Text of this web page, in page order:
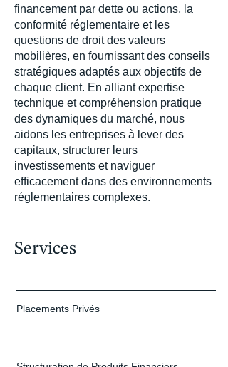
financement par dette ou actions, la
conformité réglementaire et les
questions de droit des valeurs
mobilières, en fournissant des conseils
stratégiques adaptés aux objectifs de
chaque client. En alliant expertise
technique et compréhension pratique
des dynamiques du marché, nous
aidons les entreprises à lever des
capitaux, structurer leurs
investissements et naviguer
efficacement dans des environnements
réglementaires complexes.
Services
Placements Privés